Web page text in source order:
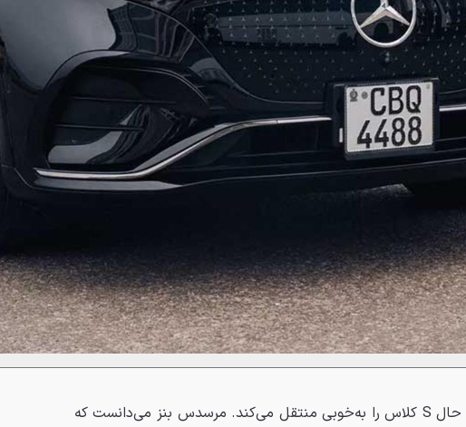
EQS شاسی‌بلند در کابین، حس و حال S کلاس را به‌خوبی منتقل می‌کند. مرسدس بنز می‌دانست که